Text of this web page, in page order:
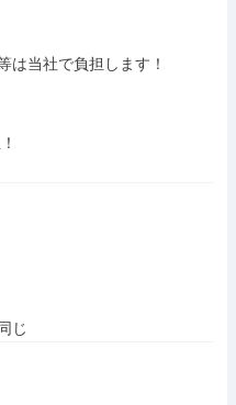
は当社で負担します！